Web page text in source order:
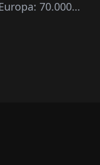
70.000